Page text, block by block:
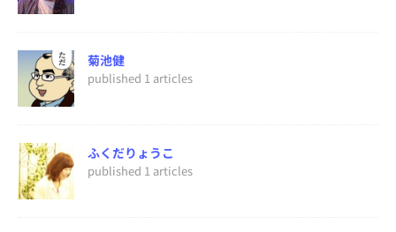
菊池健
published 1 articles
ふくだりょうこ
published 1 articles